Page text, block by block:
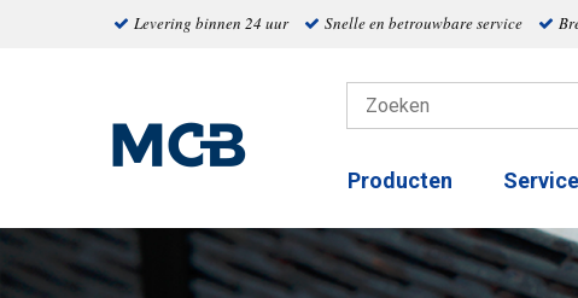
Levering binnen 24 uur Snelle en betrouwbare service
Producten